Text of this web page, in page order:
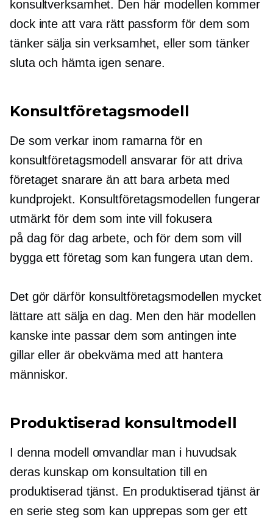
konsultverksamhet. Den här modellen kommer
dock inte att vara rätt passform för dem som
tänker sälja sin verksamhet, eller som tänker
sluta och hämta igen senare.
Konsultföretagsmodell
De som verkar inom ramarna för en
konsultföretagsmodell ansvarar för att driva
företaget snarare än att bara arbeta med
kundprojekt. Konsultföretagsmodellen fungerar
utmärkt för dem som inte vill fokusera
på dag för dag arbete, och för dem som vill
bygga ett företag som kan fungera utan dem.
Det gör därför konsultföretagsmodellen mycket
lättare att sälja en dag. Men den här modellen
kanske inte passar dem som antingen inte
gillar eller är obekväma med att hantera
människor.
Produktiserad konsultmodell
I denna modell omvandlar man i huvudsak
deras kunskap om konsultation till en
produktiserad tjänst. En produktiserad tjänst är
en serie steg som kan upprepas som ger ett